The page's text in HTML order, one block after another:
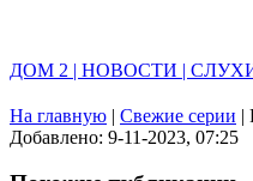
ДОМ 2 | НОВОСТИ |
На главную | Свежие серии |
Добавлено: 9-11-2023, 07:25